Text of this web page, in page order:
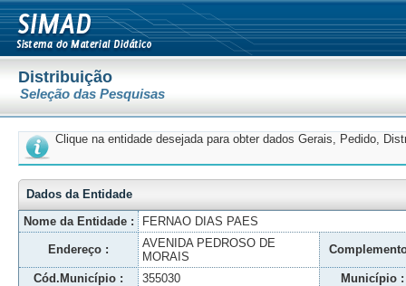
Distribuição
Seleção das Pesquisas
Clique na entidade desejada para obter dados Gerais, Pedido,
Dados da Entidade
Nome da Entidade :
FERNAO DIAS PAES
Endereço :
AVENIDA PEDROSO DE
MORAIS
Cód.Município : 355030 Município :